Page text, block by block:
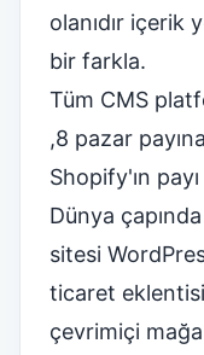
olanıdır içerik
bir farkla.
Tüm CMS
,8 pazar
Shopify'ın
Dünya
sitesi
ticaret
çevrimiçi